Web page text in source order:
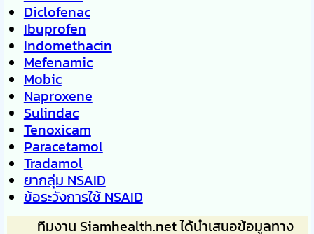
Diclofenac
Ibuprofen
Indomethacin
Mefenamic
Mobic
Naproxene
Sulindac
Tenoxicam
Paracetamol
Tradamol
ยากลุ่ม NSAID
ข้อระวังการใช้ NSAID
ทีมงาน Siamhealth.net ได้นำเสนอข้อมูลทาง